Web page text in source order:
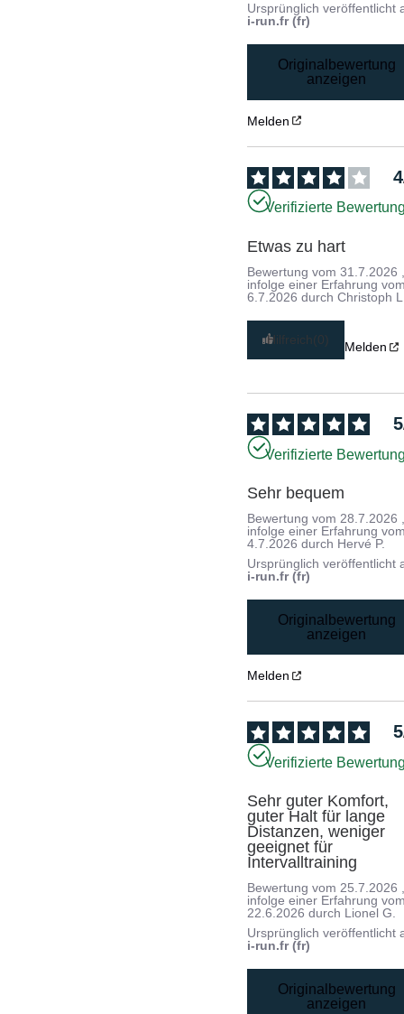
Ursprünglich veröffentlicht
i-run.fr (fr)
Originalbewertung
anzeigen
Melden
4
Verifizierte
Etwas zu hart
Bewertung vom31.7.2026
infolge einer Erfahrung
6.7.2026 durchChristoph
Hilfreich(0) Melden
5
Verifizierte
Sehr bequem
Bewertung vom 28.7.2026
infolge einer Erfahrung
4.7.2026 durch Hervé P.
Ursprünglich veröffentlicht
i-run.fr (fr)
Originalbewertung
anzeigen
Melden
5
Verifizierte
Sehr guter Komfort,
guter Halt für lange
Distanzen, weniger
geeignet für
Intervalltraining
Bewertung vom25.7.2026
infolge einer Erfahrung
22.6.2026 durch Lionel G.
Ursprünglich veröffentlicht
i-run.fr (fr)
Originalbewertung
anzeigen